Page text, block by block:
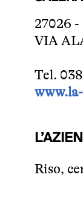
27026
VIA
Tel.
Riso,